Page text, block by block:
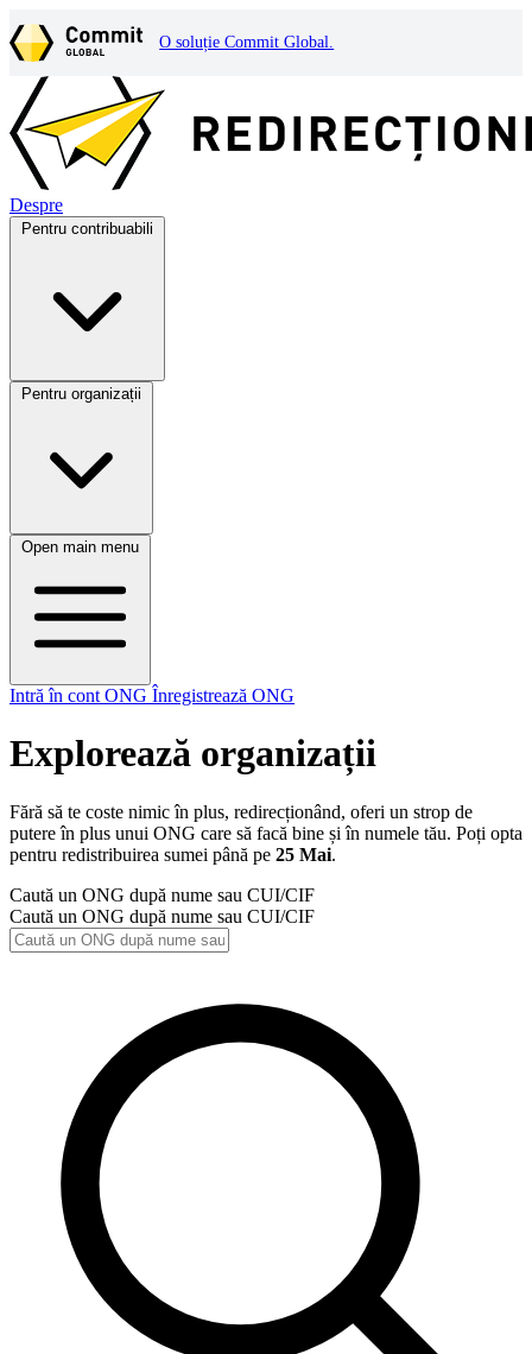
O soluție Commit Global.
Despre
Pentru contribuabili
Pentru organizații
Open main menu
Intră în cont ONG Înregistrează ONG
Explorează organizații
Fără să te coste nimic în plus, redirecționând, oferi un strop de
putere în plus unui ONG care să facă bine și în numele tău. Poți opta
pentru redistribuirea sumei până pe 25 Mai.
Caută un ONG după nume sau CUI/CIF
Caută un ONG după nume sau CUI/CIF